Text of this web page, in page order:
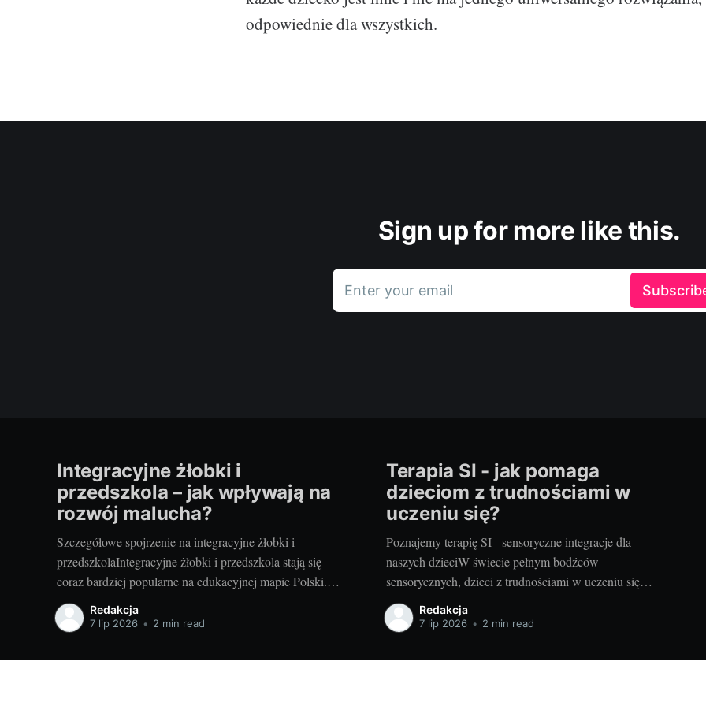
odpowiednie dla wszystkich.
Sign up for more like this.
Enter your email
Integracyjne żłobki i
przedszkola – jak wpływają na
rozwój malucha?
Szczegółowe spojrzenie na integracyjne żłobki i
przedszkolaIntegracyjne żłobki i przedszkola stają się
coraz bardziej popularne na edukacyjnej mapie Polski.
Ale czym dokładnie są te instytucje i jakie korzyści
przynoszą dzieciom? Integracyjne żłobki i przedszkola to
możliwość nauki i zabawy wspólnie. Niezależnie od
Redakcja
7 lip 2026 • 2 min read
Terapia SI - jak pomaga
dzieciom z trudnościami w
uczeniu się?
Poznajemy terapię SI - sensoryczne integracje dla
naszych dzieciW świecie pełnym bodźców
sensorycznych, dzieci z trudnościami w uczeniu się
często zmagają się z nimi, mając problem z ich
prawidłowym odczytaniem i interpretacją. Jest to
autyzmu, z ADHD, z zaburzeniami integracji
Redakcja
7 lip 2026 • 2 min read